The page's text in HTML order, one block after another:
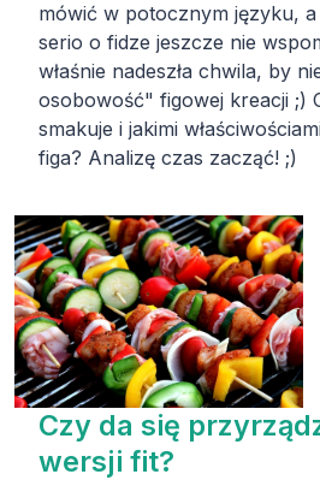
mówić w potocznym języku, a
serio o fidze jeszcze nie
właśnie nadeszła chwila, by
osobowość" figowej kreacji ;)
smakuje i jakimi
figa? Analizę czas zacząć! ;)
Czy da się
wersji fit?